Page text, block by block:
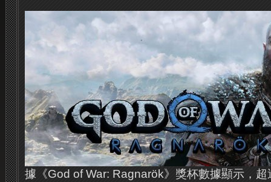
據《God of War: Ragnarök》獎杯數據顯示，